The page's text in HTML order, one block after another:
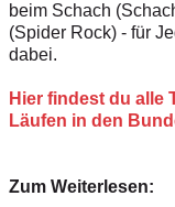
beim Schach
(Spider Rock) - für
dabei.
Hier findest du alle
Läufen in den
Zum Weiterlesen: